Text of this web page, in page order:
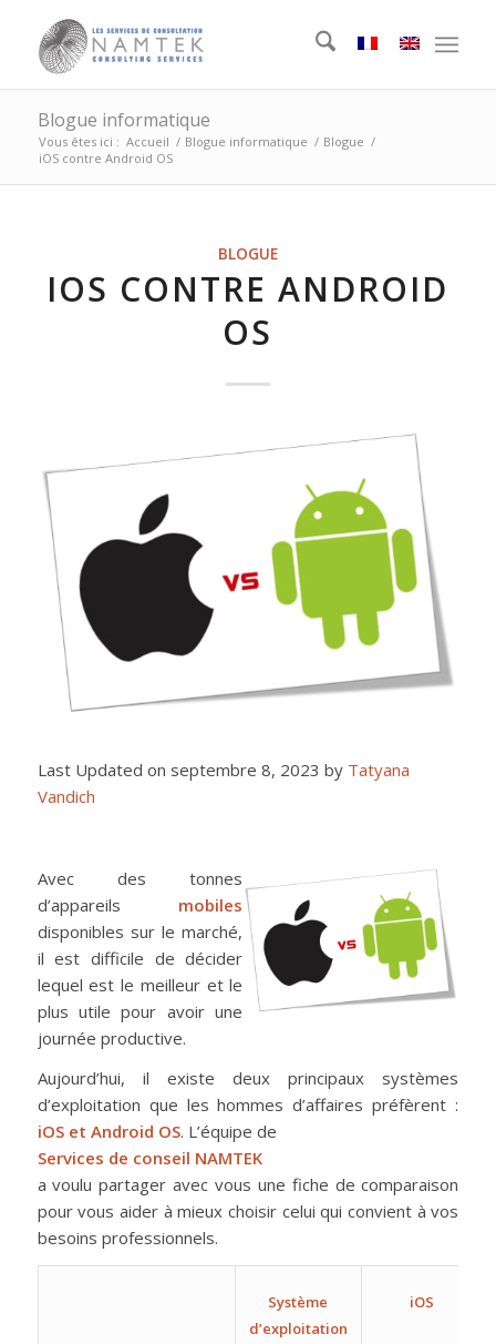
Blogue informatique
Vous êtes ici : Accueil / Blogue informatique / Blogue /
iOS contre Android OS
BLOGUE
IOS CONTRE ANDROID
OS
Last Updated on septembre 8, 2023 by Tatyana
Vandich
Avec des tonnes
d’appareils mobiles
disponibles sur le marché,
il est difficile de décider
lequel est le meilleur et le
plus utile pour avoir une
journée productive.
Aujourd’hui, il existe deux principaux systèmes
d’exploitation que les hommes d’affaires préfèrent :
iOS et Android OS. L’équipe de
Services de conseil NAMTEK
a voulu partager avec vous une fiche de comparaison
pour vous aider à mieux choisir celui qui convient à vos
besoins professionnels.
Système
d’exploitation
iOS